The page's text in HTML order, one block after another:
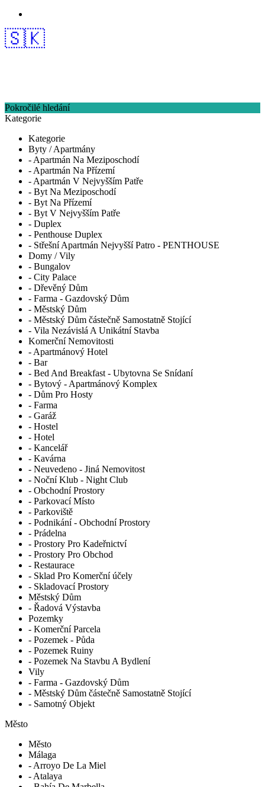
🇸🇰
Pokročilé hledání
Kategorie
Kategorie
Byty / Apartmány
- Apartmán Na Meziposchodí
- Apartmán Na Přízemí
- Apartmán V Nejvyšším Patře
- Byt Na Meziposchodí
- Byt Na Přízemí
- Byt V Nejvyšším Patře
- Duplex
- Penthouse Duplex
- Střešní Apartmán Nejvyšší Patro - PENTHOUSE
Domy / Vily
- Bungalov
- City Palace
- Dřevěný Dům
- Farma - Gazdovský Dům
- Městský Dům
- Městský Dům částečně Samostatně Stojící
- Vila Nezávislá A Unikátní Stavba
Komerční Nemovitosti
- Apartmánový Hotel
- Bar
- Bed And Breakfast - Ubytovna Se Snídaní
- Bytový - Apartmánový Komplex
- Dům Pro Hosty
- Farma
- Garáž
- Hostel
- Hotel
- Kancelář
- Kavárna
- Neuvedeno - Jiná Nemovitost
- Noční Klub - Night Club
- Obchodní Prostory
- Parkovací Místo
- Parkoviště
- Podnikání - Obchodní Prostory
- Prádelna
- Prostory Pro Kadeřnictví
- Prostory Pro Obchod
- Restaurace
- Sklad Pro Komerční účely
- Skladovací Prostory
Městský Dům
- Řadová Výstavba
Pozemky
- Komerční Parcela
- Pozemek - Půda
- Pozemek Ruiny
- Pozemek Na Stavbu A Bydlení
Vily
- Farma - Gazdovský Dům
- Městský Dům částečně Samostatně Stojící
- Samotný Objekt
Město
Město
Málaga
- Arroyo De La Miel
- Atalaya